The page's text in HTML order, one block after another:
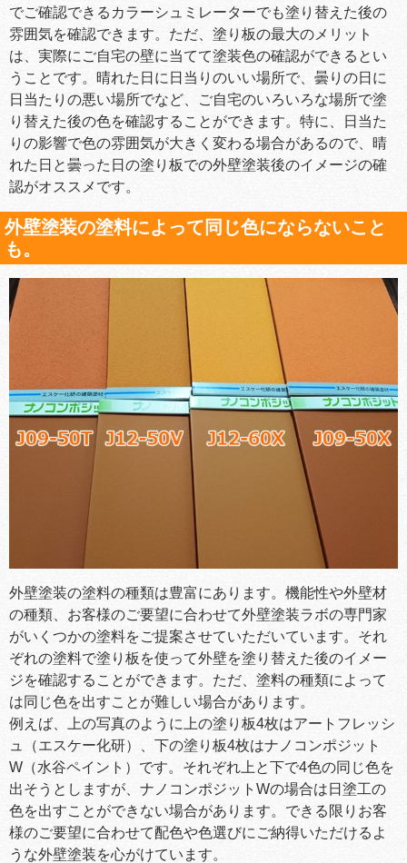
でご確認できるカラーシュミレーターでも塗り替えた後の
雰囲気を確認できます。ただ、塗り板の最大のメリット
は、実際にご自宅の壁に当てて塗装色の確認ができるとい
うことです。晴れた日に日当りのいい場所で、曇りの日に
日当たりの悪い場所でなど、ご自宅のいろいろな場所で塗
り替えた後の色を確認することができます。特に、日当た
りの影響で色の雰囲気が大きく変わる場合があるので、晴
れた日と曇った日の塗り板での外壁塗装後のイメージの確
認がオススメです。
外壁塗装の塗料によって同じ色にならないこと
も。
外壁塗装の塗料の種類は豊富にあります。機能性や外壁材
の種類、お客様のご要望に合わせて外壁塗装ラボの専門家
がいくつかの塗料をご提案させていただいています。それ
ぞれの塗料で塗り板を使って外壁を塗り替えた後のイメー
ジを確認することができます。ただ、塗料の種類によって
は同じ色を出すことが難しい場合があります。
例えば、上の写真のように上の塗り板4枚はアートフレッシ
ュ（エスケー化研）、下の塗り板4枚はナノコンポジット
W（水谷ペイント）です。それぞれ上と下で4色の同じ色を
出そうとしますが、ナノコンポジットWの場合は日塗工の
色を出すことができない場合があります。できる限りお客
様のご要望に合わせて配色や色選びにご納得いただけるよ
うな外壁塗装を心がけています。